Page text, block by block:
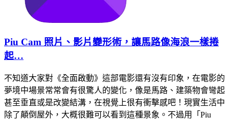
Piu Cam 照片、影片變形術，讓馬路像海浪一樣捲
起…
不知道大家對《全面啟動》這部電影還有沒有印象，在電影的
夢境中場景常常會有很驚人的變化，像是馬路、建築物會彎起
甚至垂直或是改變結溝，在視覺上很有衝擊感吧！現實生活中
除了顛倒屋外，大概很難可以看到這種景象。不過用「Piu